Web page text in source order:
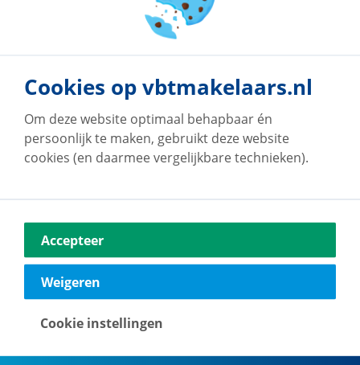
helmond@vbtmakelaars.nl
Naar vestiging
Vestdijk 180
5611 CZ Eindhoven
040-2696949
Cookies op vbtmakelaars.nl
Om deze website optimaal behapbaar én
persoonlijk te maken, gebruikt deze website
cookies (en daarmee vergelijkbare technieken).
Accepteer
Weigeren
Cookie instellingen